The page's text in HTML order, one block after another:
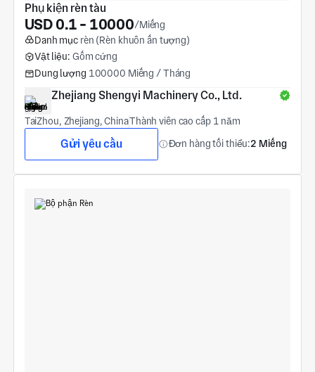
Phụ kiện rèn tàu
USD 0.1 - 10000/Miếng
Danh mục rèn (Rèn khuôn ấn tượng)
Vật liệu: Gốm cứng
Dung lượng 100000 Miếng / Tháng
Zhejiang Shengyi Machinery Co., Ltd.
TaiZhou, Zhejiang, ChinaThành viên cao cấp 1 năm
Gửi yêu cầu Đơn hàng tối thiểu:2 Miếng